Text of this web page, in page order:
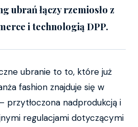
ubrań łączy rzemiosło z
i technologią DPP.
ubranie to to, które już
fashion znajduje się w
przytłoczona nadprodukcją i
regulacjami dotyczącymi